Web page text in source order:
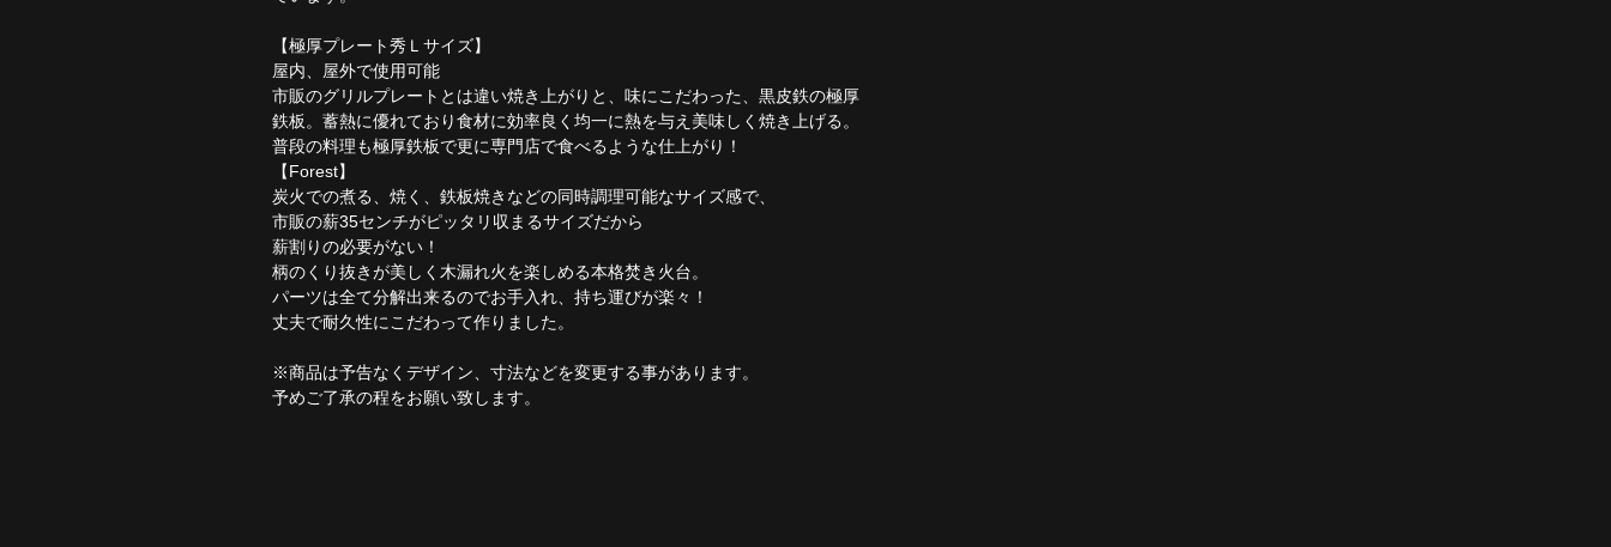
【極厚プレート秀Ｌサイズ】
屋内、屋外で使用可能
市販のグリルプレートとは違い焼き上がりと、味にこだわった、黒皮鉄の極厚
鉄板。蓄熱に優れており食材に効率良く均一に熱を与え美味しく焼き上げる。
普段の料理も極厚鉄板で更に専門店で食べるような仕上がり！
【Forest】
炭火での煮る、焼く、鉄板焼きなどの同時調理可能なサイズ感で、
市販の薪35センチがピッタリ収まるサイズだから
薪割りの必要がない！
柄のくり抜きが美しく木漏れ火を楽しめる本格焚き火台。
パーツは全て分解出来るのでお手入れ、持ち運びが楽々！
丈夫で耐久性にこだわって作りました。
※商品は予告なくデザイン、寸法などを変更する事があります。
予めご了承の程をお願い致します。